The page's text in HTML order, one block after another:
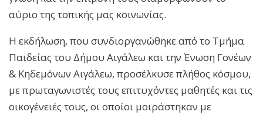
αύριο της τοπικής μας κοινωνίας.
Η εκδήλωση, που συνδιοργανώθηκε από το Τμήμα
Παιδείας του Δήμου Αιγάλεω και την Ένωση Γονέων
& Κηδεμόνων Αιγάλεω, προσέλκυσε πλήθος κόσμου,
με πρωταγωνιστές τους επιτυχόντες μαθητές και τις
οικογένειές τους, οι οποίοι μοιράστηκαν με